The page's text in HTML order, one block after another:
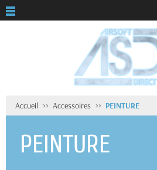
Accueil Accessoires PEINTURE
PEINTURE